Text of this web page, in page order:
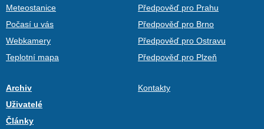
Meteostanice
Počasí u vás
Webkamery
Teplotní mapa
Předpověď pro Prahu
Předpověď pro Brno
Předpověď pro Ostravu
Předpověď pro Plzeň
Archiv
Uživatelé
Články
Kontakty